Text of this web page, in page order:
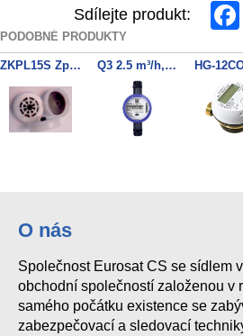
Sdílejte produkt:
PODOBNÉ PRODUKTY
ZKPL15S Zpětná klapka DIN15 pro GSD8, Hydrodigit Q3 2.5 m³/h, G1B (R¾) x 190 mm (DN20), PN16, R100 LORAWAN
Kamstrup pit antenna version I-EU, 2m + kroužek flowIQ2200
O nás
Společnost Eurosat CS se sídlem
obchodní společností založenou v
samého počátku existence se
zabezpečovací a sledovací